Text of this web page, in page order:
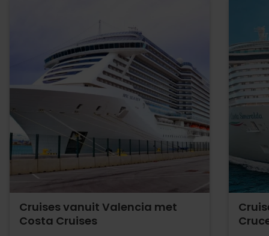
Cruises vanuit Valencia met
Costa Cruises